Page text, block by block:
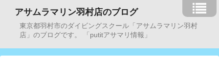
アサムラマリン羽村店のブログ
東京都羽村市のダイビングスクール「アサムラマリン羽村
店」のブログです。 「putitアサマリ情報」